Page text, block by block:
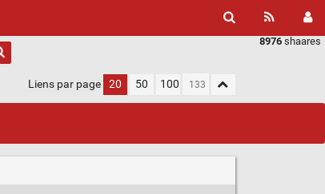
8976 shaares
Liens par page 20 50 100